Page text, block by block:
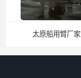
太原船用臂厂家